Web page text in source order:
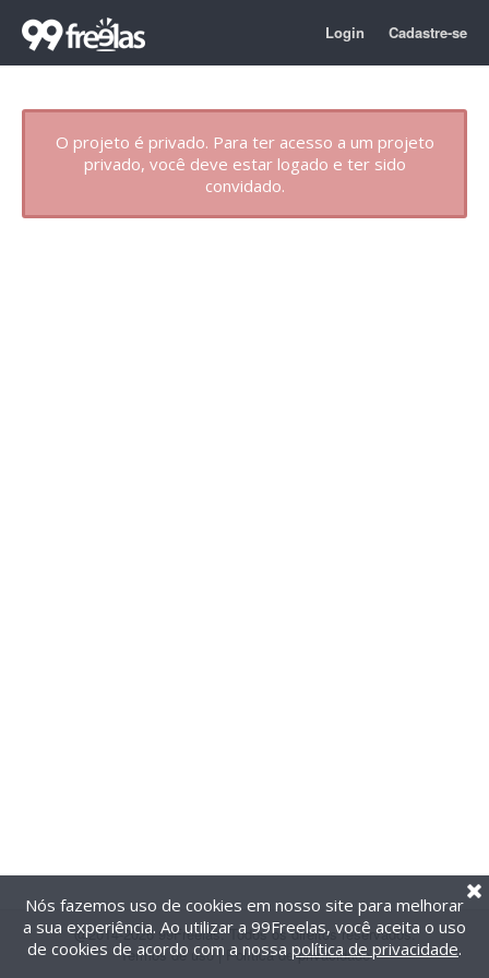
Login Cadastre-se
O projeto é privado. Para ter acesso a um projeto
privado, você deve estar logado e ter sido
convidado.
@2014-2026 99Freelas. Todos os direitos reservados.
Termos de uso| Política de privacidade
Nós fazemos uso de cookies em nosso site para melhorar
a sua experiência. Ao utilizar a 99Freelas, você aceita o uso
de cookies de acordo com a nossa política de privacidade.